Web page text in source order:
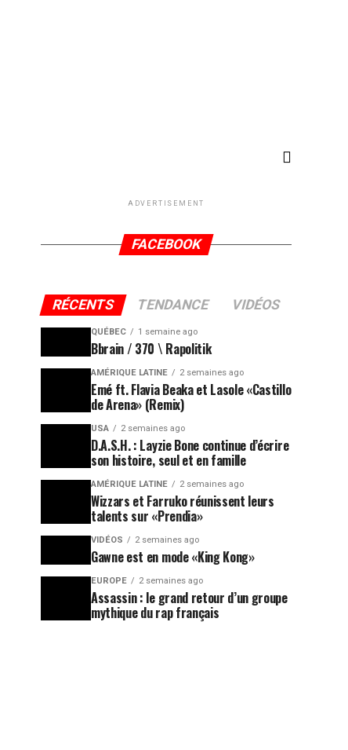
ADVERTISEMENT
FACEBOOK
RÉCENTS TENDANCE VIDÉOS
QUÉBEC 1 semaine ago
Bbrain / 370 \ Rapolitik
AMÉRIQUE LATINE 2 semaines ago
Emé ft. Flavia Beaka et Lasole «Castillo
de Arena» (Remix)
USA 2 semaines ago
D.A.S.H. : Layzie Bone continue d’écrire
son histoire, seul et en famille
AMÉRIQUE LATINE 2 semaines ago
Wizzars et Farruko réunissent leurs
talents sur «Prendia»
VIDÉOS 2 semaines ago
Gawne est en mode «King Kong»
EUROPE 2 semaines ago
Assassin : le grand retour d’un groupe
mythique du rap français